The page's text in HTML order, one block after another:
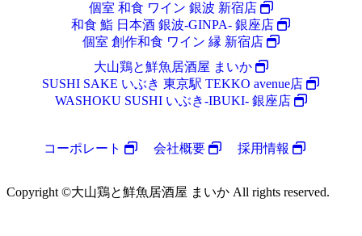
個室 和食 ワイン 銀波 新宿店
和食 鮨 日本酒 銀波-GINPA- 銀座店
個室 創作和食 ワイン 縁 新宿店
大山鶏と鮮魚居酒屋 まいか
SUSHI SAKE いぶき 東京駅 TEKKO avenue店
WASHOKU SUSHI いぶき-IBUKI- 銀座店
コーポレート 会社概要 採用情報
Copyright ©大山鶏と鮮魚居酒屋 まいか All rights reserved.